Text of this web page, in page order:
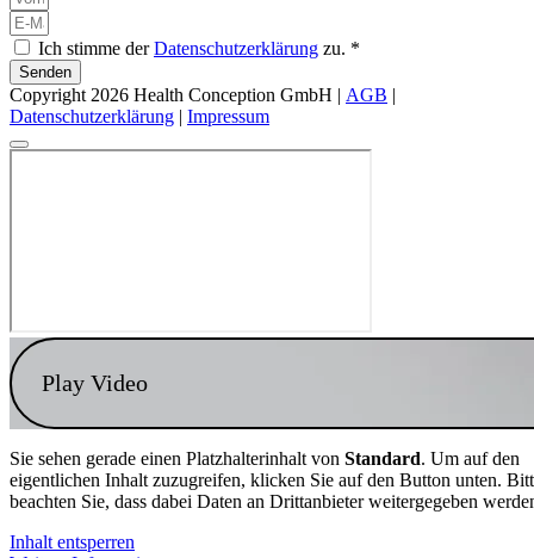
Ich stimme derDatenschutzerklärung zu. *
Senden
Copyright 2026 Health Conception GmbH | AGB |
Datenschutzerklärung | Impressum
Play Video
Sie sehen gerade einen Platzhalterinhalt von Standard. Um auf den
eigentlichen Inhalt zuzugreifen, klicken Sie auf den Button unten.
beachten Sie, dass dabei Daten an Drittanbieter weitergegeben
Inhalt entsperren